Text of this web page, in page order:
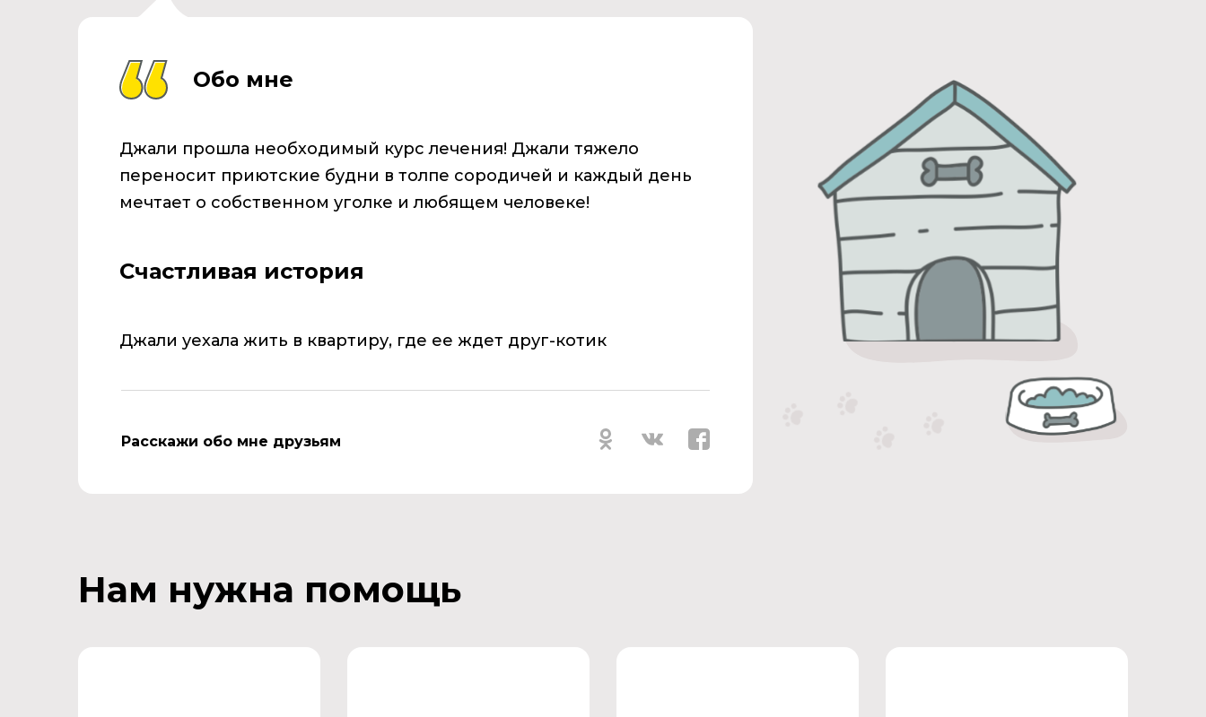
Обо мне
Джали прошла необходимый курс лечения! Джали тяжело
переносит приютские будни в толпе сородичей и каждый день
мечтает о собственном уголке и любящем человеке!
Счастливая история
Джали уехала жить в квартиру, где ее ждет друг-котик
Расскажи обо мне друзьям
Нам нужна помощь